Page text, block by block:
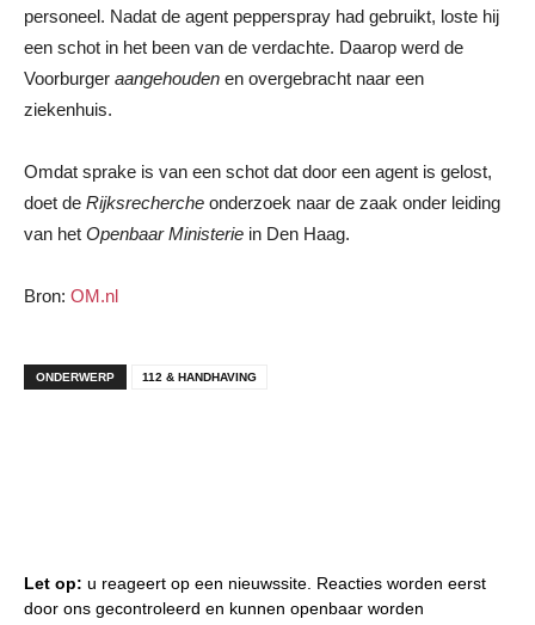
personeel. Nadat de agent pepperspray had gebruikt, loste hij
een schot in het been van de verdachte. Daarop werd de
Voorburger aangehouden en overgebracht naar een
ziekenhuis.
Omdat sprake is van een schot dat door een agent is gelost,
doet de Rijksrecherche onderzoek naar de zaak onder leiding
van het Openbaar Ministerie in Den Haag.
Bron: OM.nl
ONDERWERP 112 & HANDHAVING
Let op: u reageert op een nieuwssite. Reacties worden eerst
door ons gecontroleerd en kunnen openbaar worden